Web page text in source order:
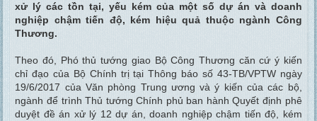
xử lý các tồn tại, yếu kém của một số dự án và doanh
nghiệp chậm tiến độ, kém hiệu quả thuộc ngành Công
Thương.
Theo đó, Phó thủ tướng giao Bộ Công Thương căn cứ ý kiến
chỉ đạo của Bộ Chính trị tại Thông báo số 43-TB/VPTW ngày
19/6/2017 của Văn phòng Trung ương và ý kiến của các bộ,
ngành để trình Thủ tướng Chính phủ ban hành Quyết định phê
duyệt đề án xử lý 12 dự án, doanh nghiệp chậm tiến độ, kém